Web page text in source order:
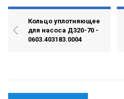
Кольцо уплотняющее
для насоса Д320-70 -
0603.403183.0004